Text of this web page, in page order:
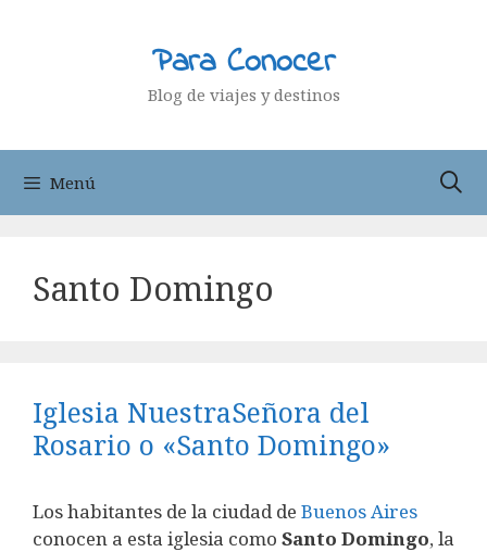
Para Conocer
Blog de viajes y destinos
Menú
Santo Domingo
Iglesia NuestraSeñora del
Rosario o «Santo Domingo»
Los habitantes de la ciudad de Buenos Aires
conocen a esta iglesia como Santo Domingo, la